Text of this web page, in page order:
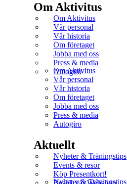
Om Aktivitus
Om Aktivitus
Vår personal
Vår historia
Om företaget
Jobba med oss
Press & media
Autogiro
Om Aktivitus
Vår personal
Vår historia
Om företaget
Jobba med oss
Press & media
Autogiro
Aktuellt
Nyheter & Träningstips
Events & resor
Köp Presentkort!
Nyheter & Träningstips